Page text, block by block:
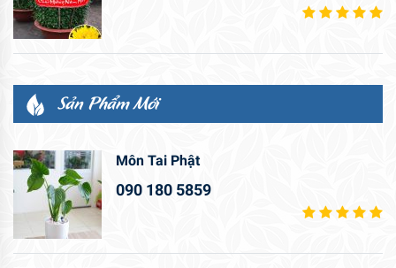
Sản Phẩm Mới
Môn Tai Phật
090 180 5859